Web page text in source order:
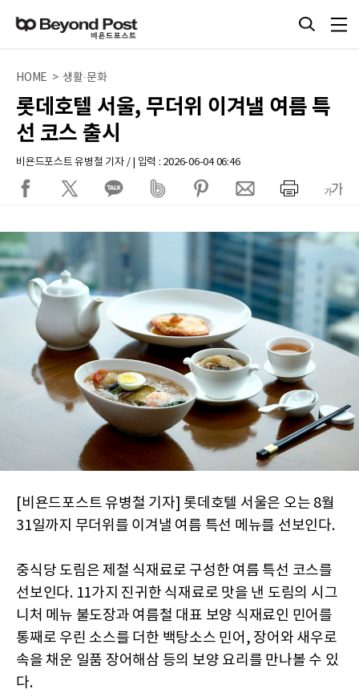
HOME > 생활·문화
롯데호텔 서울, 무더위 이겨낼 여름 특
선 코스 출시
비욘드포스트 유병철 기자 / | 입력 : 2026-06-04 06:46
[비욘드포스트 유병철 기자] 롯데호텔 서울은 오는 8월
31일까지 무더위를 이겨낼 여름 특선 메뉴를 선보인다.
중식당 도림은 제철 식재료로 구성한 여름 특선 코스를
선보인다. 11가지 진귀한 식재료로 맛을 낸 도림의 시그
니처 메뉴 불도장과 여름철 대표 보양 식재료인 민어를
통째로 우린 소스를 더한 백탕소스 민어, 장어와 새우로
속을 채운 일품 장어해삼 등의 보양 요리를 만나볼 수 있
다.